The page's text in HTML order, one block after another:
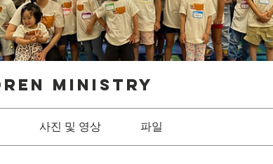
Ministry
사진 및 영상 파일